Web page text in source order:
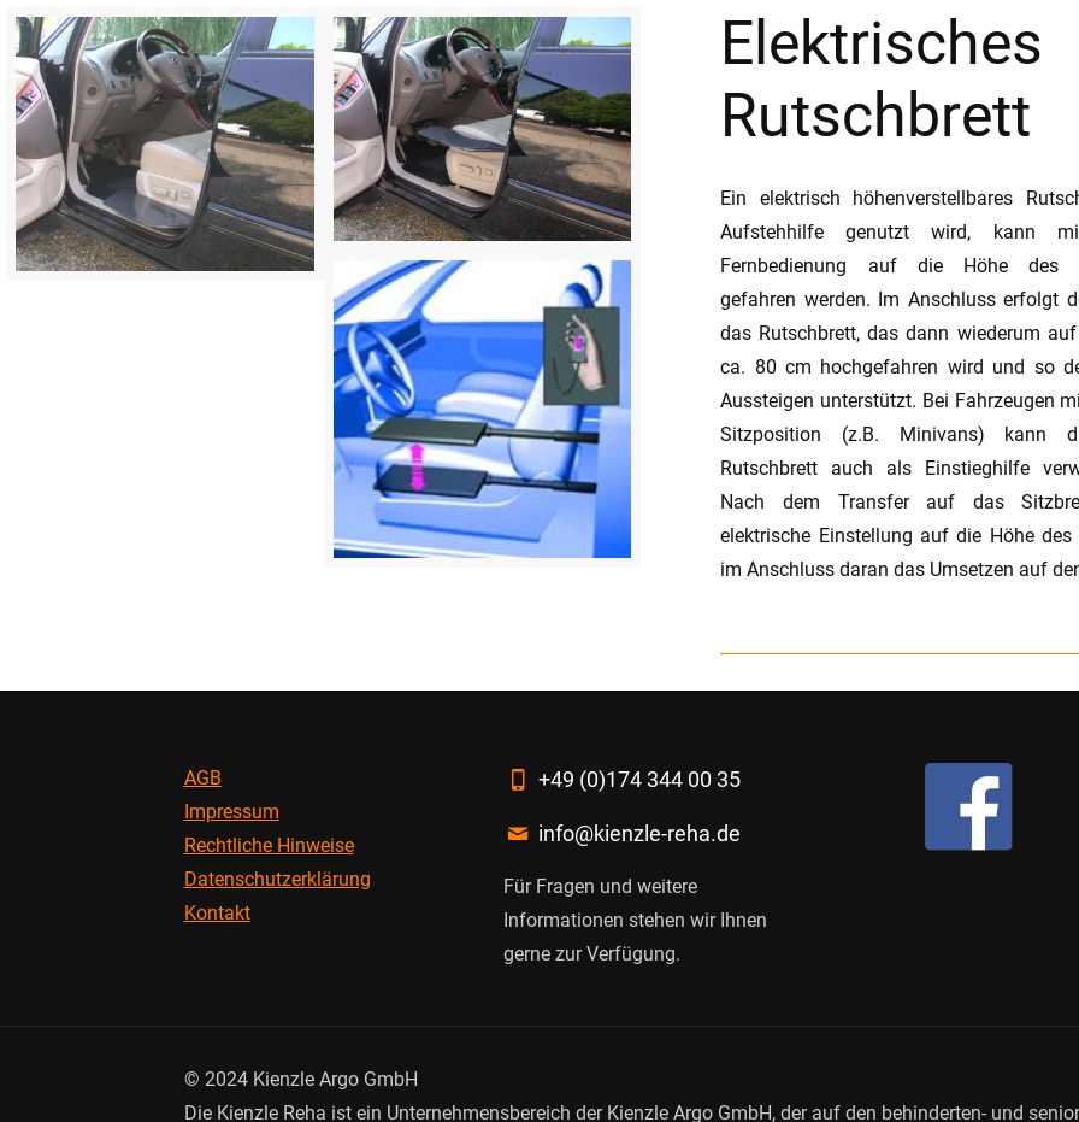
Elektrisches
Rutschbrett
Ein elektrisch höhenverstellbares
Aufstehhilfe genutzt wird, kann
Fernbedienung auf die Höhe des
gefahren werden. Im Anschluss erfolgt
das Rutschbrett, das dann wiederum
ca. 80 cm hochgefahren wird und so
Aussteigen unterstützt. Bei Fahrzeugen
Sitzposition (z.B. Minivans) kann
Rutschbrett auch als Einstieghilfe
Nach dem Transfer auf das
elektrische Einstellung auf die Höhe
im Anschluss daran das Umsetzen auf
AGB
Impressum
Rechtliche Hinweise
Datenschutzerklärung
Kontakt
+49 (0)174 344 00 35
info@kienzle-reha.de
Für Fragen und weitere
Informationen stehen wir Ihnen
gerne zur Verfügung.
© 2024 Kienzle Argo GmbH
Die Kienzle Reha ist ein Unternehmensbereich der Kienzle Argo GmbH, der auf den behinderten- und